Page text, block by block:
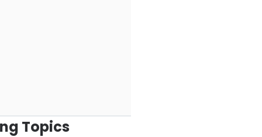
Topics